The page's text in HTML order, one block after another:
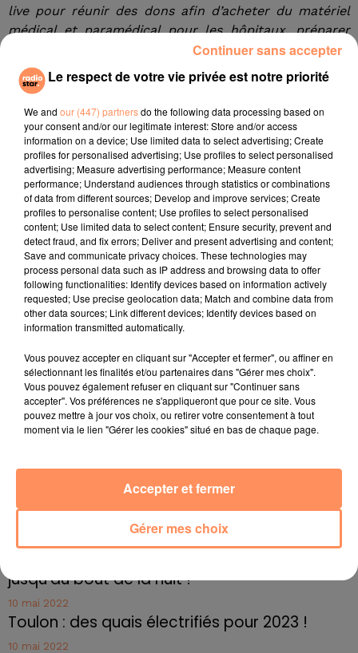
live pour réunir des dons afin d’acheter du matériel
médical et paramédical pour les hôpitaux, préparer
des repas pour les soignants et acheter des tablettes
numériques pour que les patients en Ehpad puissent
communiquer avec leurs proches",
a annoncé Carlito
(Raphaël Carlier) sur les réseaux sociaux.
Bigflo &Oli, Roméo Elvis, Pierre Niney, Gad Elmaleh...
De 9 à 20 heures, sur leur chaîne YouTube aux près de
5,5 millions d’abonnés, les deux vidéastes ont prévu
d’inviter les musiciens M, Christine and the Queens,
Pomme, Roméo Elvis, Bigflo & Oli, mais aussi les
humoristes et youtubeurs Squeezie, Mister V, Léna
Situations, Loris Giuliani, Natoo, Hakim Jemili, ou les
comédiens Guillaume Canet, Edouard Baer et Pierre
Niney.
fil actus
4 juillet 2022
27 juin 2022
Marseille : une application pour mettre en
relation extras et...
Le cocholed pour jouer à la pétanque
jusqu'au bout de la nuit !
10 mai 2022
Toulon : des quais électrifiés pour 2023 !
10 mai 2022
Le respect de votre vie privée est notre priorité
We and our (447) partnersdo the following data processing based on
your consent and/or our legitimate interest: Store and/or access
information on a device; Use limited data to select advertising; Create
profiles for personalised advertising; Use profiles to select personalised
advertising; Measure advertising performance; Measure content
performance; Understand audiences through statistics or combinations
of data from different sources; Develop and improve services; Create
profiles to personalise content; Use profiles to select personalised
content; Use limited data to select content; Ensure security, prevent and
detect fraud, and fix errors; Deliver and present advertising and content;
Save and communicate privacy choices. These technologies may
process personal data such as IP address and browsing data to offer
following functionalities: Identify devices based on information actively
requested; Use precise geolocation data; Match and combine data from
other data sources; Link different devices; Identify devices based on
information transmitted automatically.
Vous pouvez accepter en cliquant sur "Accepter et fermer", ou affiner en
sélectionnant les finalités et/ou partenaires dans "Gérer mes choix".
Vous pouvez également refuser en cliquant sur "Continuer sans
accepter". Vos préférences ne s'appliqueront que pour ce site. Vous
pouvez mettre à jour vos choix, ou retirer votre consentement à tout
moment via le lien "Gérer les cookies" situé en bas de chaque page.
Gérer mes choix
Accepter et fermer
Continuer sans accepter